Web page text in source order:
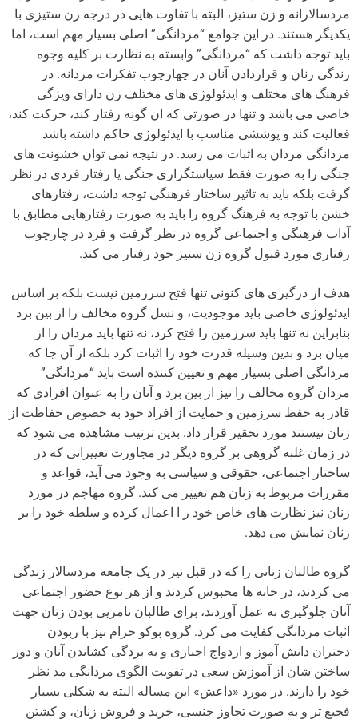
مردسالارانه و زن ستیز، البته با تفاوت هایی در درجه زن ستیزی با
یکدیگر هستند. در این جوامع “مردانگی” اصلی بسیار مهم است، اما
باید توجه داشت که “مردانگی” وابسته به نظارت بر کلیه وجوه
زندگی زنان و قراردادن آنان در چهارچوب تفکرات مردانه. در
فرهنگ های مختلف و ایدئولوژی های مختلف زن دارای ویژگی
خاصی می باشد و تنها در صورتی که ان گونه رفتار کند، حرکت کند،
فعالیت کند و پوششی مناسب با ایدئولوژی حاکم داشته باشد
مردانگی مردان به اثبات می رسد. در نتیجه نمی توان خشونت های
جنگی را به صورت فقط سیاستگزاری جنگی یا رفتار فردی در نظر
گرفت بلکه باید به تاثیر ساختار فرهنگی توجه داشت، رفتارهای
خشن با توجه به فرهنگ گروه را باید به صورت رفتارهایی مطابق با
آداب فرهنگی و اجتماعی گروه در نظر گرفت و فرد در چارچوب
رفتاری مورد قبول گروه زن ستیز خود رفتار می کند.
هدف از درگیری های کنونی تنها فتح سرزمین نیست بلکه بر اساس
ایدئولوژی خاصی باید موجودیت، و نسل گروه مخالف را از بین برد
بنابراین نه تنها باید سرزمین را فتح کرد، نه تنها باید مردان را از
میان برد و بدین وسیله قدرت خود را اثبات کرد بلکه از آن جا که
مردانگی اصلی بسیار مهم و تعیین کننده است باید “مردانگی”
مردان گروه مخالف را نیز از بین برد و آنان را به عنوان افرادی که
قادر به حفظ سرزمین و حمایت از افراد خود به خصوص حفاظت از
زنان نیستند مورد تحقیر قرار داد. بدین ترتیب مشاهده می شود که
در زمان غلبه گروهی بر گروه دیگر در مجاورت تغییراتی که در
ساختار اجتماعی، حقوقی و سیاسی به وجود می آید، قواعد و
مقررات مربوط به زنان هم تغییر می کند. گروه مهاجم در مورد
زنان نیز نظارت های خاص خود ر ا اعمال کرده و سلطه خود را بر
زنان نمایش می دهد.
گروه طالبان زنانی را که در قبل نیز در یک جامعه مردسالار زندگی
می کردند، در خانه ها محبوس کردند و از هر نوع حضور اجتماعی
آنان جلوگیری به عمل آوردند، برای طالبان نامریی بودن زنان جهت
اثبات مردانگی کفایت می کرد. گروه بوکو حرام نیز با ربودن
دختران دانش آموز و ازدواج اجباری و به بردگی کشاندن آنان و دور
ساختن شان از آموزش سعی در تقویت الگوی مردانگی مد نظر
خود را دارند. در مورد «داعش» این مساله البته به شکلی بسیار
فجیع تر و به صورت تجاوز جنسی، خرید و فروش زنان، و کشتن